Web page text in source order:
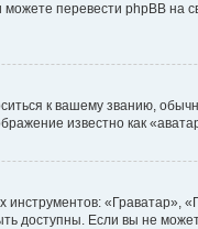
можете перевести phpBB
к вашему званию,
известно как
«Граватар»,
доступны. Если вы не